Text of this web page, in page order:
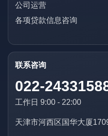
公司运营
各项贷款信息咨询
联系咨询
022-
工作日 9:00 - 22:00
天津市河西区国华大厦